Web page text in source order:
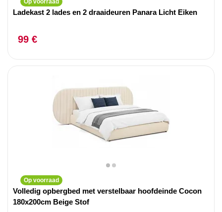
Ladekast 2 lades en 2 draaideuren Panara Licht Eiken
99 €
Op voorraad
Volledig opbergbed met verstelbaar hoofdeinde Cocon
180x200cm Beige Stof